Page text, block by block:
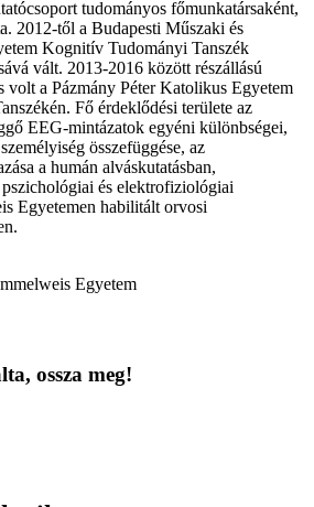
tudományos főmunkatársaként,
2012-től a Budapesti Műszaki és
Kognitív Tudományi Tanszék
vált. 2013-2016 között részállású
volt a Pázmány Péter Katolikus Egyetem
Fő érdeklődési területe az
EEG-mintázatok egyéni különbségei,
összefüggése, az
a humán alváskutatásban,
és elektrofiziológiai
Egyetemen habilitált orvosi
Egyetem
ossza meg!